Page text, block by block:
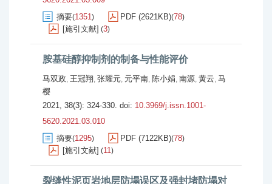
摘要(1351) PDF (2621KB)(78)
[施引文献] (3)
胺基硅醇抑制剂的制备与性能评价
马双政, 王冠翔, 张耀元, 元平南, 陈小娟, 南源, 黄云, 马
樱
2021, 38(3): 324-330. doi: 10.3969/j.issn.1001-
5620.2021.03.010
摘要(1295) PDF (7122KB)(78)
[施引文献] (11)
裂缝性泥页岩地层防塌误区及强封堵防塌对